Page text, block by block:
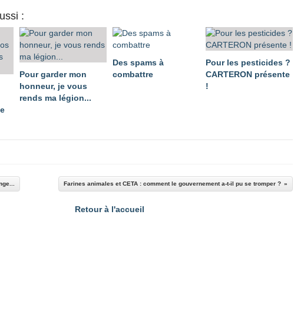
:
Pour garder mon
honneur, je vous
rends ma légion...
Des spams à
combattre
Pour les pesticides ?
CARTERON présente
!
Farines animales et CETA : comment le gouvernement a-t-il pu se tromper ?
Retour à l'accueil